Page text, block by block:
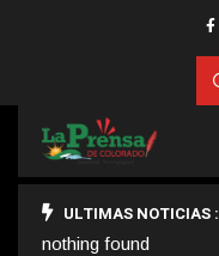
ULTIMAS NOTICIAS :
nothing found